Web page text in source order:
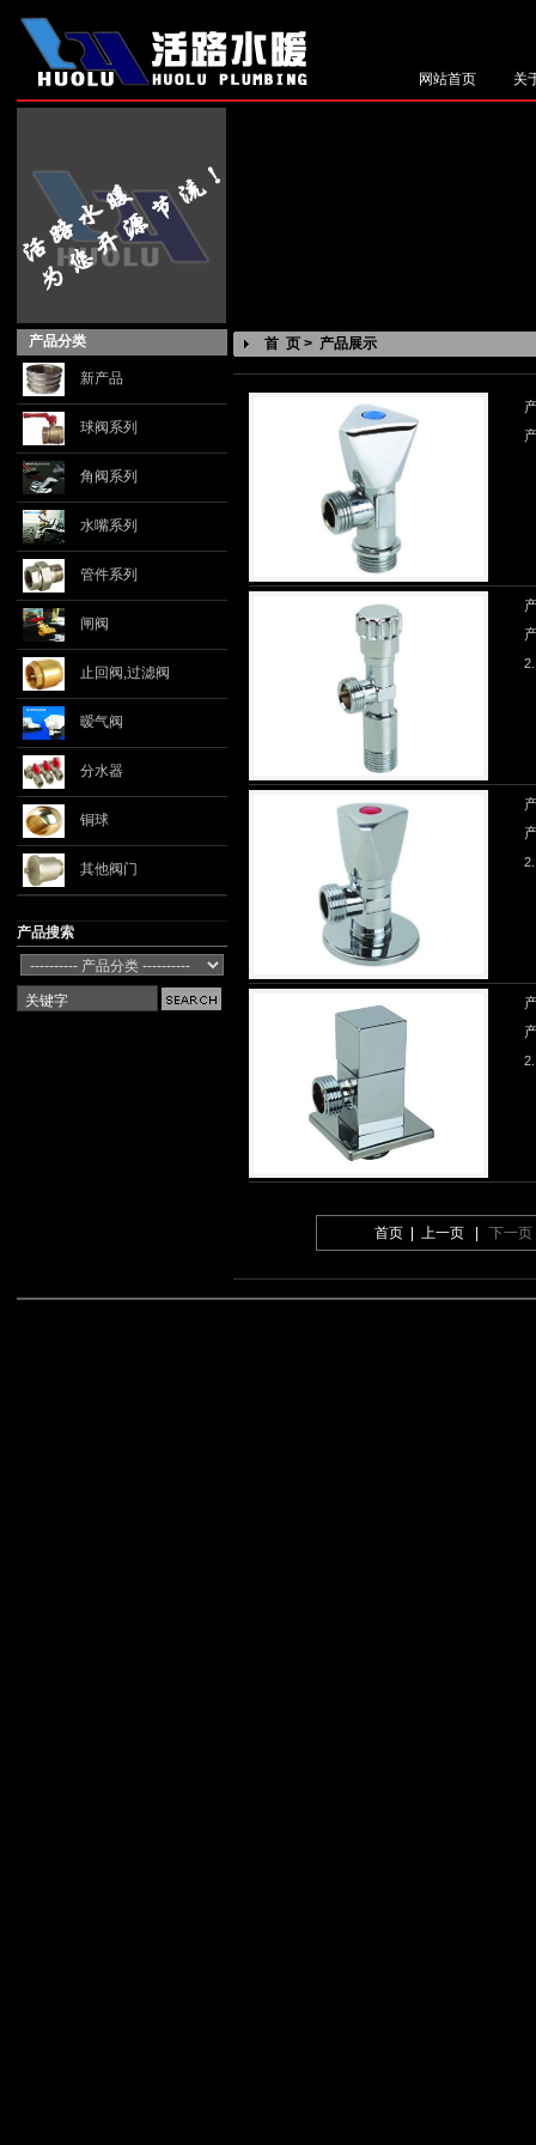
网站首页 关
产品分类
新产品
球阀系列
角阀系列
水嘴系列
管件系列
闸阀
止回阀,过滤阀
暧气阀
分水器
铜球
其他阀门
产品搜索
首 页 > 产品展示
首页 | 上一页 | 下一页